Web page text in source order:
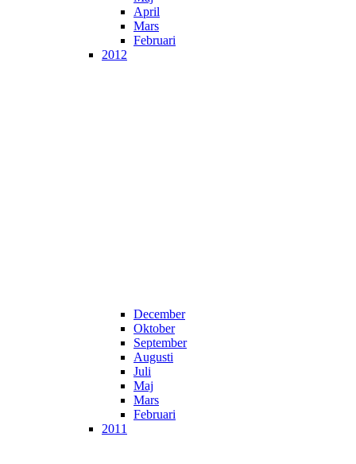
April
Mars
Februari
2012
December
Oktober
September
Augusti
Juli
Maj
Mars
Februari
2011